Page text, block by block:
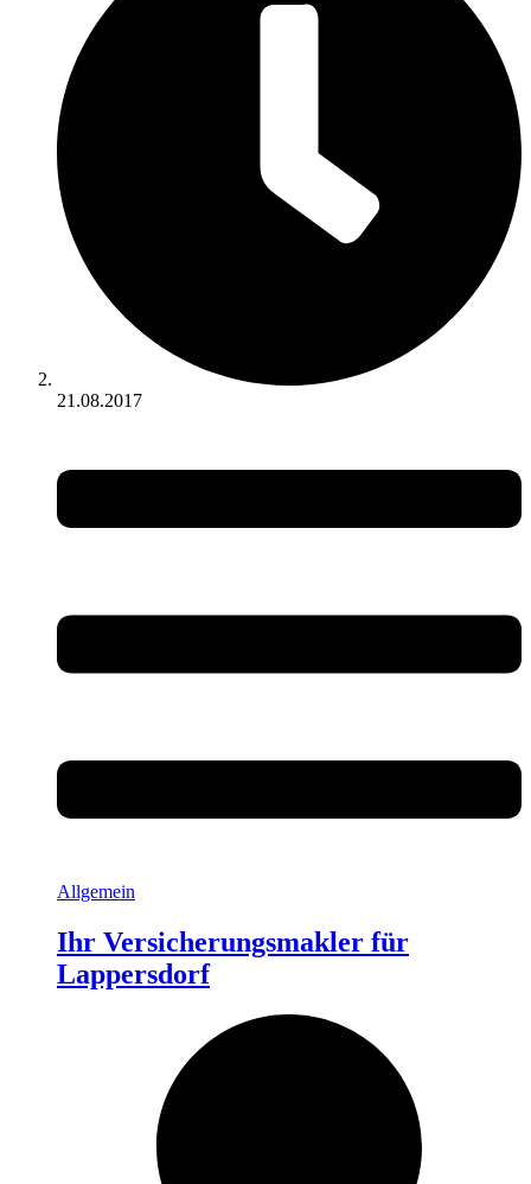
21.08.2017
Allgemein
Ihr Versicherungsmakler für
Lappersdorf